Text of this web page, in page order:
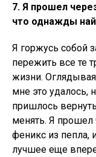
7. Я прошел
что однажды
Я горжусь собой
пережить все те
жизни.
мне это удалось,
пришлось
менять. Я прошел
феникс из пепла,
лучшее еще